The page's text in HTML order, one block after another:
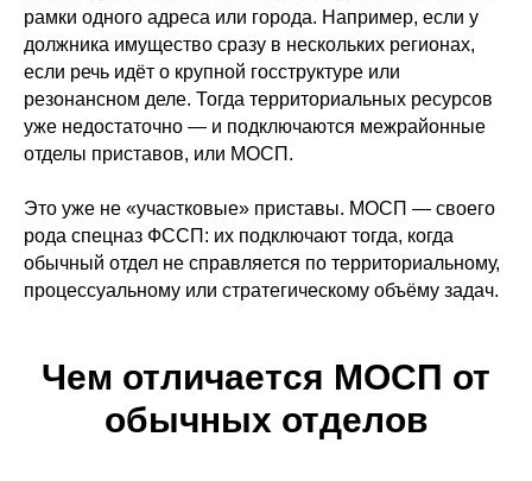
рамки одного адреса или города. Например, если у
должника имущество сразу в нескольких регионах,
если речь идёт о крупной госструктуре или
резонансном деле. Тогда территориальных ресурсов
уже недостаточно — и подключаются межрайонные
отделы приставов, или МОСП.
Это уже не «участковые» приставы. МОСП — своего
рода спецназ ФССП: их подключают тогда, когда
обычный отдел не справляется по территориальному,
процессуальному или стратегическому объёму задач.
Чем отличается МОСП от
обычных отделов